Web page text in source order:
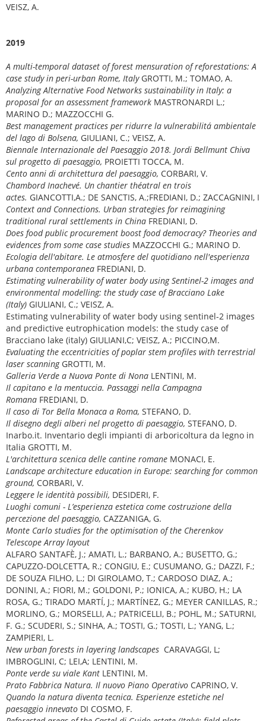
VEISZ, A.
2019
A multi-temporal dataset of forest mensuration of reforestations: A
case study in peri-urban Rome, ItalyGROTTI, M.; TOMAO, A.
Analyzing Alternative Food Networks sustainability in Italy: a
proposal for an assessment framework MASTRONARDI L.;
MARINO D.; MAZZOCCHI G.
Best management practices per ridurre la vulnerabilitá ambientale
del lago di Bolsena, GIULIANI, C.; VEISZ, A.
Biennale Internazionale del Paesaggio 2018. Jordi Bellmunt Chiva
sul progetto di paesaggio, PROIETTI TOCCA, M.
Cento anni di architettura del paesaggio, CORBARI, V.
Chambord Inachevé. Un chantier théatral en trois
actes. GIANCOTTI,A.; DE SANCTIS, A.;FREDIANI, D.; ZACCAGNINI, I
Context and Connections. Urban strategies for reimagining
traditional rural settlements in China FREDIANI, D.
Does food public procurement boost food democracy? Theories and
evidences from some case studies MAZZOCCHI G.; MARINO D.
Ecologia dell'abitare. Le atmosfere del quotidiano nell'esperienza
urbana contemporanea FREDIANI, D.
Estimating vulnerability of water body using Sentinel-2 images and
environmental modelling: the study case of Bracciano Lake
(Italy) GIULIANI, C.; VEISZ, A.
Estimating vulnerability of water body using sentinel-2 images
and predictive eutrophication models: the study case of
Bracciano lake (italy) GIULIANI,C; VEISZ, A.; PICCINO,M.
Evaluating the eccentricities of poplar stem profiles with terrestrial
laser scanningGROTTI, M.
Galleria Verde a Nuova Ponte di Nona LENTINI, M.
Il capitano e la mentuccia. Passaggi nella Campagna
Romana FREDIANI, D.
Il caso di Tor Bella Monaca a Roma, STEFANO, D.
Il disegno degli alberi nel progetto di paesaggio, STEFANO, D.
Inarbo.it. Inventario degli impianti di arboricoltura da legno in
Italia GROTTI, M.
L'architettura scenica delle cantine romane MONACI, E.
Landscape architecture education in Europe: searching for common
ground, CORBARI, V.
Leggere le identità possibili, DESIDERI, F.
Luoghi comuni - L’esperienza estetica come costruzione della
percezione del paesaggio, CAZZANIGA, G.
Monte Carlo studies for the optimisation of the Cherenkov
Telescope Array layout
ALFARO SANTAFÈ, J.; AMATI, L.; BARBANO, A.; BUSETTO, G.;
CAPUZZO-DOLCETTA, R.; CONGIU, E.; CUSUMANO, G.; DAZZI, F.;
DE SOUZA FILHO, L.; DI GIROLAMO, T.; CARDOSO DIAZ, A.;
DONINI, A.; FIORI, M.; GOLDONI, P.; IONICA, A.; KUBO, H.; LA
ROSA, G.; TIRADO MARTÍ, J.; MARTÍNEZ, G.; MEYER CANILLAS, R.;
MORLINO, G.; MORSELLI, A.; PATRICELLI, B.; POHL, M.; SATURNI,
F. G.; SCUDERI, S.; SINHA, A.; TOSTI, G.; TOSTI, L.; YANG, L.;
ZAMPIERI, L.
New urban forests in layering landscapes CARAVAGGI, L;
IMBROGLINI, C; LEI,A; LENTINI, M.
Ponte verde su viale Kant LENTINI, M.
Prato Fabbrica Natura. Il nuovo Piano Operativo CAPRINO, V.
Quando la natura diventa tecnica. Esperienze estetiche nel
paesaggio innevato DI COSMO, F.